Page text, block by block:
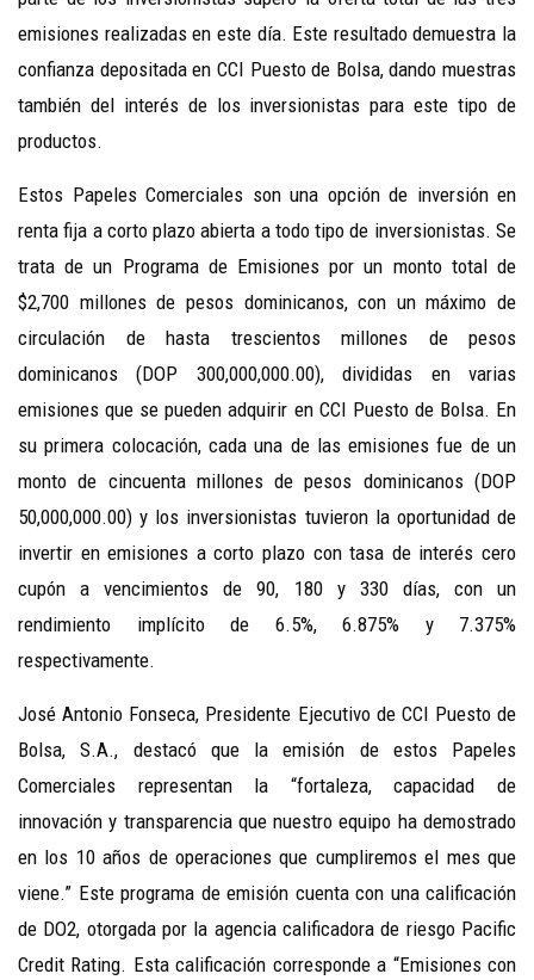
emisiones realizadas en este día. Este resultado demuestra la
confianza depositada en CCI Puesto de Bolsa, dando muestras
también del interés de los inversionistas para este tipo de
productos.
Estos Papeles Comerciales son una opción de inversión en
renta fija a corto plazo abierta a todo tipo de inversionistas. Se
trata de un Programa de Emisiones por un monto total de
$2,700 millones de pesos dominicanos, con un máximo de
circulación de hasta trescientos millones de pesos
dominicanos (DOP 300,000,000.00), divididas en varias
emisiones que se pueden adquirir en CCI Puesto de Bolsa. En
su primera colocación, cada una de las emisiones fue de un
monto de cincuenta millones de pesos dominicanos (DOP
50,000,000.00) y los inversionistas tuvieron la oportunidad de
invertir en emisiones a corto plazo con tasa de interés cero
cupón a vencimientos de 90, 180 y 330 días, con un
rendimiento implícito de 6.5%, 6.875% y 7.375%
respectivamente.
José Antonio Fonseca, Presidente Ejecutivo de CCI Puesto de
Bolsa, S.A., destacó que la emisión de estos Papeles
Comerciales representan la “fortaleza, capacidad de
innovación y transparencia que nuestro equipo ha demostrado
en los 10 años de operaciones que cumpliremos el mes que
viene.” Este programa de emisión cuenta con una calificación
de DO2, otorgada por la agencia calificadora de riesgo Pacific
Credit Rating. Esta calificación corresponde a “Emisiones con